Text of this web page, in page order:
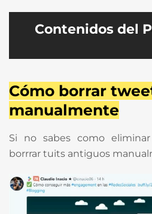
Contenidos del
Cómo borrar
manualmente
Si no sabes como
borrrar tuits antiguos